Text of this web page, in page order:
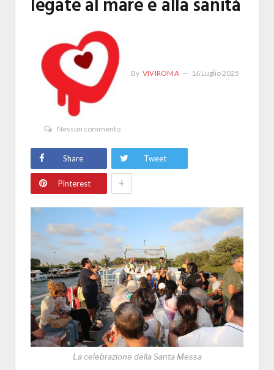
legate al mare e alla sanità
By VIVIROMA 16 Luglio 2025
Nessun commento
Share Tweet
Pinterest +
La celebrazione della Santa Messa